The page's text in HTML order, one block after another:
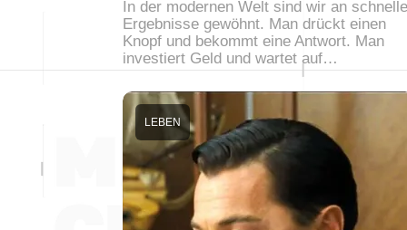
In der modernen Welt sind wir an schnelle
Ergebnisse gewöhnt. Man drückt einen
Knopf und bekommt eine Antwort. Man
investiert Geld und wartet auf…
LEBEN